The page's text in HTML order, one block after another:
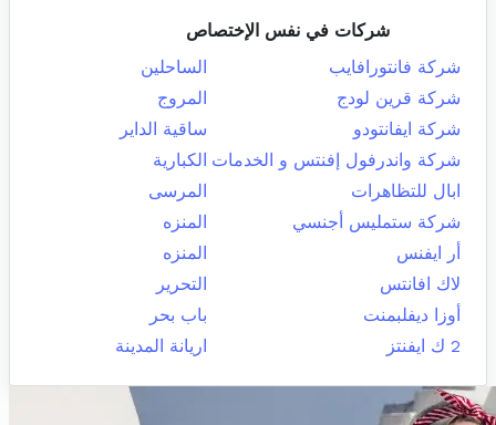
شركات في نفس الإختصاص
شركة فانتورافايب
الساحلين
شركة قرين لودج
المروج
شركة ايفانتودو
ساقية الداير
شركة واندرفول إفنتس و الخدمات الكبارية
ابال للتظاهرات
المرسى
شركة ستمليس أجنسي
المنزه
أر ايفنس
المنزه
لاك افانتس
التحرير
أوزا ديفلبمنت
باب بحر
2 ك ايفنتز
اريانة المدينة